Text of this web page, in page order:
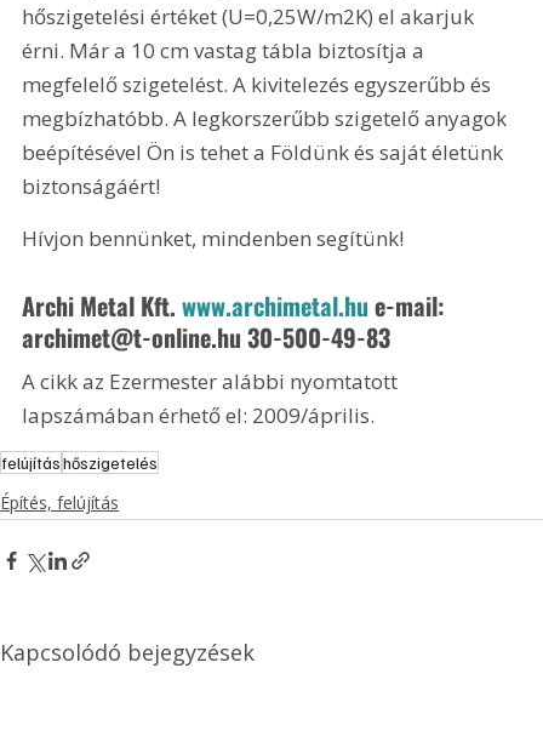
hőszigetelési értéket (U=0,25W/m2K) el akarjuk
érni. Már a 10 cm vastag tábla biztosítja a
megfelelő szigetelést. A kivitelezés egyszerűbb és
megbízhatóbb. A legkorszerűbb szigetelő anyagok
beépítésével Ön is tehet a Földünk és saját életünk
biztonságáért!
Hívjon bennünket, mindenben segítünk!
Archi Metal Kft. www.archimetal.hu e-mail:
archimet@t-online.hu 30-500-49-83
A cikk az Ezermester alábbi nyomtatott
lapszámában érhető el: 2009/április.
felújításhőszigetelés
Építés, felújítás
Kapcsolódó bejegyzések